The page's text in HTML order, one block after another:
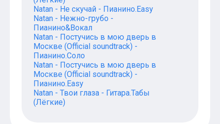
Natan - Не скучай - Пианино.Easy
Natan - Нежно-грубо -
Пианино&Вокал
Natan - Постучись в мою дверь в
Москве (Official soundtrack) -
Пианино.Соло
Natan - Постучись в мою дверь в
Москве (Official soundtrack) -
Пианино.Easy
Natan - Твои глаза - Гитара.Табы
(Лёгкие)